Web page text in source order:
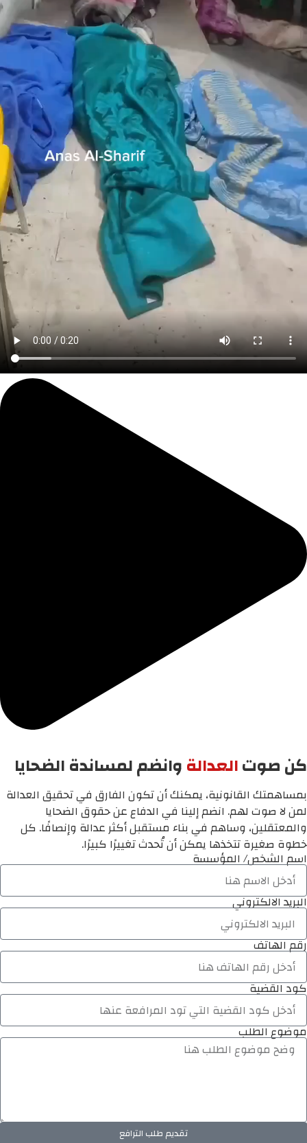
كن صوتالعدالةوانضم لمساندة الضحايا
بمساهمتك القانونية، يمكنك أن تكون الفارق في تحقيق العدالة
لمن لا صوت لهم. انضم إلينا في الدفاع عن حقوق الضحايا
والمعتقلين، وساهم في بناء مستقبل أكثر عدالة وإنصافًا. كل
خطوة صغيرة تتخذها يمكن أن تُحدث تغييرًا كبيرًا.
اسم الشخص/ المؤسسة
البريد الالكتروني
رقم الهاتف
كود القضية
موضوع الطلب
تقديم طلب الترافع